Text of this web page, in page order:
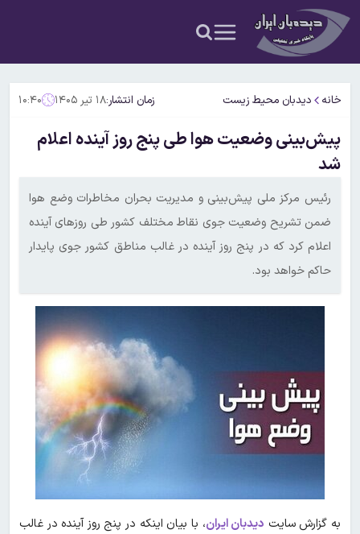
خانه دیدبان محیط زیست زمان انتشار:۱۸ تیر ۱۴۰۵ ۱۰:۴۰
پیش‌بینی وضعیت هوا طی پنج روز آینده اعلام
شد
رئیس مرکز ملی پیش‌بینی و مدیریت بحران مخاطرات وضع هوا
ضمن تشریح وضعیت جوی نقاط مختلف کشور طی روزهای آینده
اعلام کرد که در پنج روز آینده در غالب مناطق کشور جوی پایدار
حاکم خواهد بود.
به گزارش سایت دیدبان ایران، با بیان اینکه در پنج روز آینده در غالب